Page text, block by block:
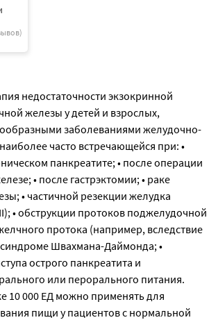
недостаточности экзокринной
железы у детей и взрослых,
заболеваниями желудочно-
часто встречающейся при: •
панкреатите; • после операции
• после гастрэктомии; • раке
• частичной резекции желудка
• обструкции протоков поджелудочной
протока (например, вследствие
Швахмана-Даймонда; •
острого панкреатита и
или перорального питания.
10 000 ЕД можно применять для
пищи у пациентов с нормальной